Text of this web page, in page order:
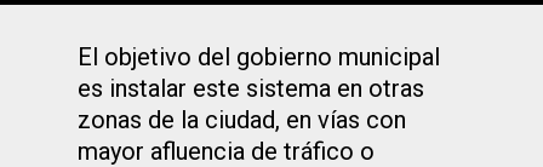
El objetivo del gobierno municipal
es instalar este sistema en otras
zonas de la ciudad, en vías con
mayor afluencia de tráfico o